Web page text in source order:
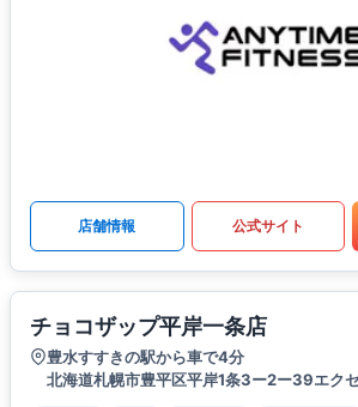
店舗情報 公式サイト
チョコザップ平岸一条店
豊水すすきの駅から車で4分
北海道札幌市豊平区平岸1条3ー2ー39エク